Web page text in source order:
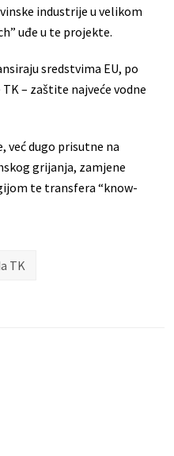
industrije u velikom
uđe u te projekte.
sredstvima EU, po
– zaštite najveće vodne
već dugo prisutne na
grijanja, zamjene
te transfera “know-
TK